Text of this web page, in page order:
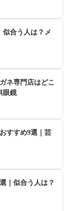
似合う人は？メ
ネ専門店はどこ
眼鏡
すすめ9選｜芸
｜似合う人は？